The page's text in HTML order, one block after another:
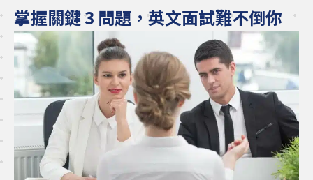
掌握關鍵 3 問題，英文面試難不倒你